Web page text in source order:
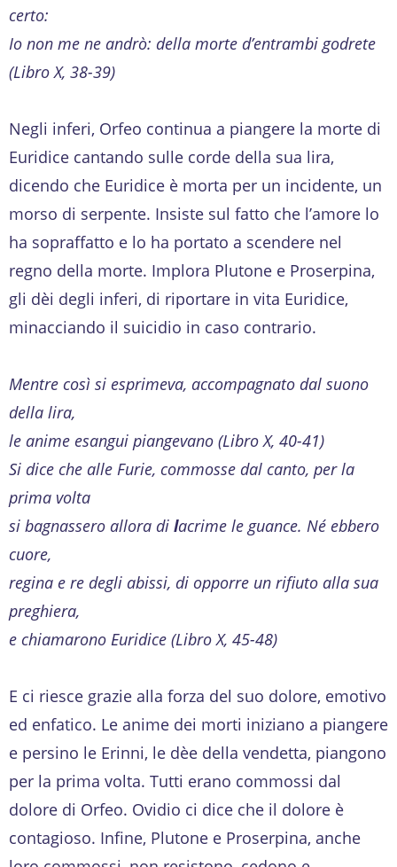
certo:
Io non me ne andrò: della morte d’entrambi godrete
(Libro X, 38-39)
Negli inferi, Orfeo continua a piangere la morte di
Euridice cantando sulle corde della sua lira,
dicendo che Euridice è morta per un incidente, un
morso di serpente. Insiste sul fatto che l’amore lo
ha sopraffatto e lo ha portato a scendere nel
regno della morte. Implora Plutone e Proserpina,
gli dèi degli inferi, di riportare in vita Euridice,
minacciando il suicidio in caso contrario.
Mentre così si esprimeva, accompagnato dal suono
della lira,
le anime esangui piangevano (Libro X, 40-41)
Si dice che alle Furie, commosse dal canto, per la
prima volta
si bagnassero allora di lacrime le guance. Né ebbero
cuore,
regina e re degli abissi, di opporre un rifiuto alla sua
preghiera,
e chiamarono Euridice (Libro X, 45-48)
E ci riesce grazie alla forza del suo dolore, emotivo
ed enfatico. Le anime dei morti iniziano a piangere
e persino le Erinni, le dèe della vendetta, piangono
per la prima volta. Tutti erano commossi dal
dolore di Orfeo. Ovidio ci dice che il dolore è
contagioso. Infine, Plutone e Proserpina, anche